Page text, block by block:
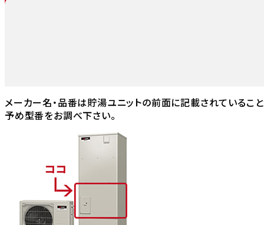
メーカー名・品番は貯湯ユニットの前面に記載されているこ
予め型番をお調べ下さい。